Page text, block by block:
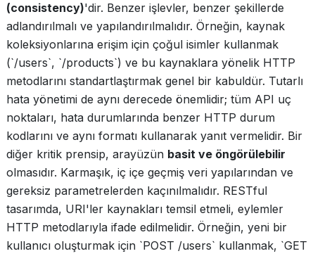
(consistency)'dir. Benzer işlevler, benzer şekillerde
adlandırılmalı ve yapılandırılmalıdır. Örneğin, kaynak
koleksiyonlarına erişim için çoğul isimler kullanmak
(`/users`, `/products`) ve bu kaynaklara yönelik HTTP
metodlarını standartlaştırmak genel bir kabuldür. Tutarlı
hata yönetimi de aynı derecede önemlidir; tüm API uç
noktaları, hata durumlarında benzer HTTP durum
kodlarını ve aynı formatı kullanarak yanıt vermelidir. Bir
diğer kritik prensip, arayüzün basit ve öngörülebilir
olmasıdır. Karmaşık, iç içe geçmiş veri yapılarından ve
gereksiz parametrelerden kaçınılmalıdır. RESTful
tasarımda, URI'ler kaynakları temsil etmeli, eylemler
HTTP metodlarıyla ifade edilmelidir. Örneğin, yeni bir
kullanıcı oluşturmak için `POST /users` kullanmak, `GET